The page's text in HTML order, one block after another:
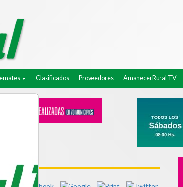
Clasificados Proveedores AmanecerRural TV